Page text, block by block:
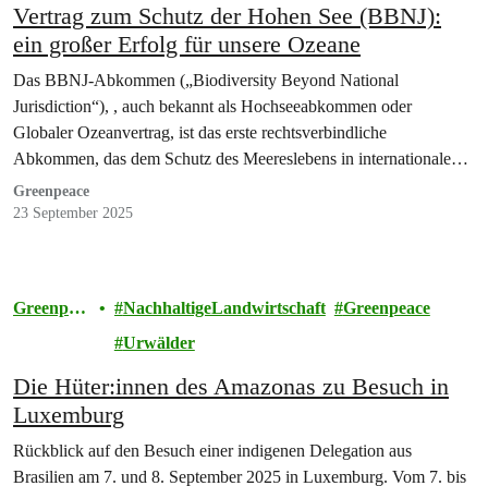
Vertrag zum Schutz der Hohen See (BBNJ):
ein großer Erfolg für unsere Ozeane
Das BBNJ-Abkommen („Biodiversity Beyond National
Jurisdiction“), , auch bekannt als Hochseeabkommen oder
Globaler Ozeanvertrag, ist das erste rechtsverbindliche
Abkommen, das dem Schutz des Meereslebens in internationalen
Gewässern gewidmet ist. Es…
Greenpeace
23 September 2025
Greenpea
NachhaltigeLandwirtschaft
Greenpeace
Urwälder
Die Hüter:innen des Amazonas zu Besuch in
Luxemburg
Rückblick auf den Besuch einer indigenen Delegation aus
Brasilien am 7. und 8. September 2025 in Luxemburg. Vom 7. bis